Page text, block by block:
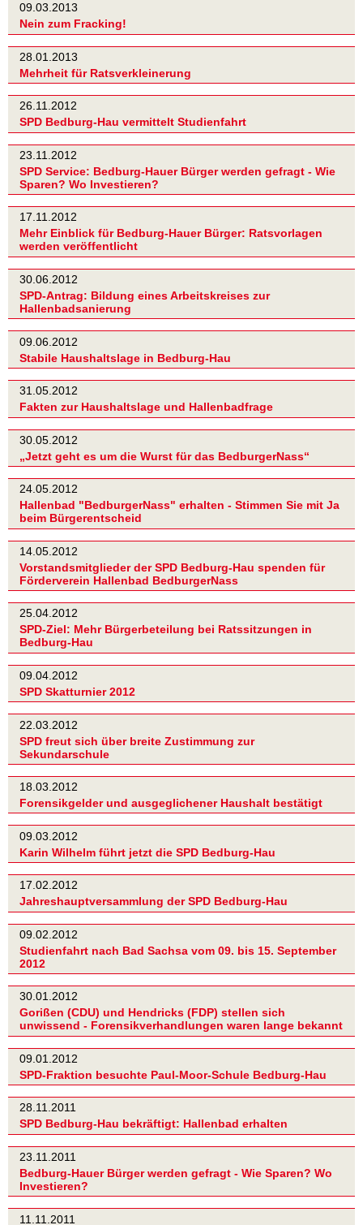
09.03.2013
Nein zum Fracking!
28.01.2013
Mehrheit für Ratsverkleinerung
26.11.2012
SPD Bedburg-Hau vermittelt Studienfahrt
23.11.2012
SPD Service: Bedburg-Hauer Bürger werden gefragt - Wie
Sparen? Wo Investieren?
17.11.2012
Mehr Einblick für Bedburg-Hauer Bürger: Ratsvorlagen
werden veröffentlicht
30.06.2012
SPD-Antrag: Bildung eines Arbeitskreises zur
Hallenbadsanierung
09.06.2012
Stabile Haushaltslage in Bedburg-Hau
31.05.2012
Fakten zur Haushaltslage und Hallenbadfrage
30.05.2012
„Jetzt geht es um die Wurst für das BedburgerNass“
24.05.2012
Hallenbad "BedburgerNass" erhalten - Stimmen Sie mit Ja
beim Bürgerentscheid
14.05.2012
Vorstandsmitglieder der SPD Bedburg-Hau spenden für
Förderverein Hallenbad BedburgerNass
25.04.2012
SPD-Ziel: Mehr Bürgerbeteilung bei Ratssitzungen in
Bedburg-Hau
09.04.2012
SPD Skatturnier 2012
22.03.2012
SPD freut sich über breite Zustimmung zur
Sekundarschule
18.03.2012
Forensikgelder und ausgeglichener Haushalt bestätigt
09.03.2012
Karin Wilhelm führt jetzt die SPD Bedburg-Hau
17.02.2012
Jahreshauptversammlung der SPD Bedburg-Hau
09.02.2012
Studienfahrt nach Bad Sachsa vom 09. bis 15. September
2012
30.01.2012
Gorißen (CDU) und Hendricks (FDP) stellen sich
unwissend - Forensikverhandlungen waren lange bekannt
09.01.2012
SPD-Fraktion besuchte Paul-Moor-Schule Bedburg-Hau
28.11.2011
SPD Bedburg-Hau bekräftigt: Hallenbad erhalten
23.11.2011
Bedburg-Hauer Bürger werden gefragt - Wie Sparen? Wo
Investieren?
11.11.2011